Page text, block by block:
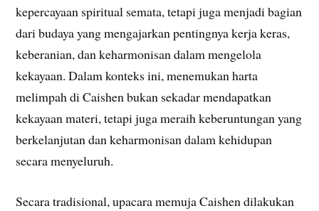
kepercayaan spiritual semata, tetapi juga menjadi bagian
dari budaya yang mengajarkan pentingnya kerja keras,
keberanian, dan keharmonisan dalam mengelola
kekayaan. Dalam konteks ini, menemukan harta
melimpah di Caishen bukan sekadar mendapatkan
kekayaan materi, tetapi juga meraih keberuntungan yang
berkelanjutan dan keharmonisan dalam kehidupan
secara menyeluruh.
Secara tradisional, upacara memuja Caishen dilakukan